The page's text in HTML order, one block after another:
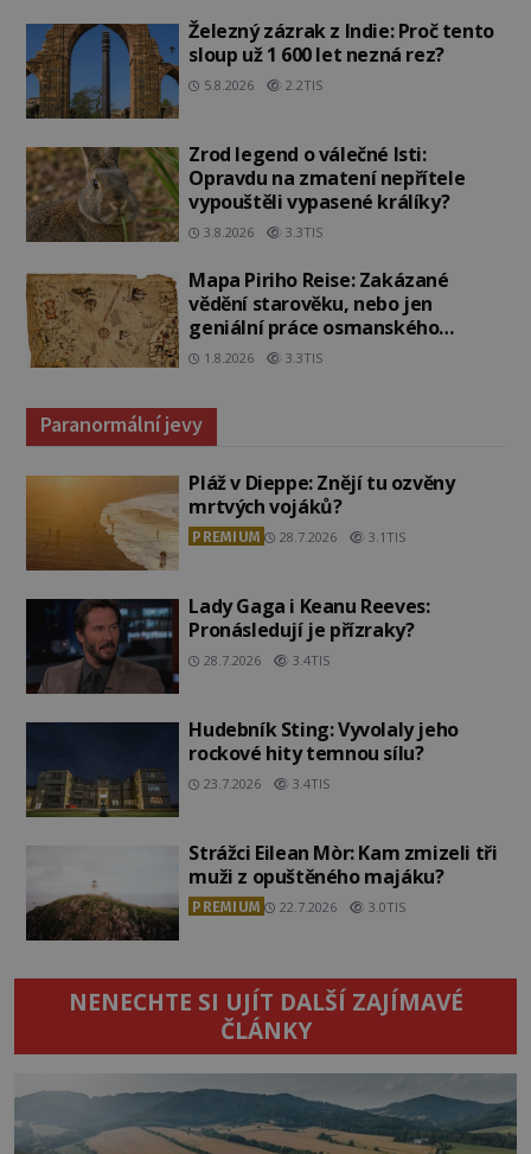
Železný zázrak z Indie: Proč tento
sloup už 1 600 let nezná rez?
5.8.2026 2.2TIS
Zrod legend o válečné lsti:
Opravdu na zmatení nepřítele
vypouštěli vypasené králíky?
3.8.2026 3.3TIS
Mapa Piriho Reise: Zakázané
vědění starověku, nebo jen
geniální práce osmanského
admirála?
1.8.2026 3.3TIS
Paranormální jevy
Pláž v Dieppe: Znějí tu ozvěny
mrtvých vojáků?
PREMIUM 28.7.2026 3.1TIS
Lady Gaga i Keanu Reeves:
Pronásledují je přízraky?
28.7.2026 3.4TIS
Hudebník Sting: Vyvolaly jeho
rockové hity temnou sílu?
23.7.2026 3.4TIS
Strážci Eilean Mòr: Kam zmizeli tři
muži z opuštěného majáku?
PREMIUM 22.7.2026 3.0TIS
NENECHTE SI UJÍT DALŠÍ ZAJÍMAVÉ
ČLÁNKY